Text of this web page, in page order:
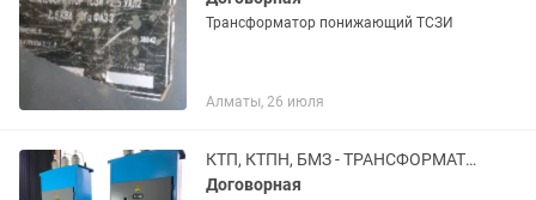
Трансформатор понижающий ТСЗИ
Алматы, 26 июля
КТП, КТПН, БМЗ - ТРАНСФОРМАТОР
Договорная